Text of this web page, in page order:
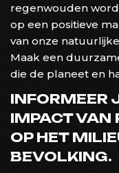
regenwouden
op een positieve
van onze
Maak een
die de planeet en
INFORMEER
IMPACT VAN
OP HET
BEVOLKING.